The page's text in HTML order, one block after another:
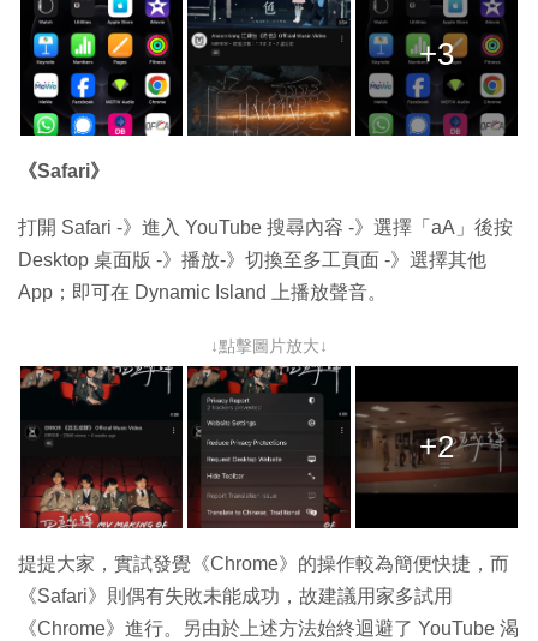
+3
《Safari》
打開 Safari -》進入 YouTube 搜尋內容 -》選擇「aA」後按
Desktop 桌面版 -》播放-》切換至多工頁面 -》選擇其他
App；即可在 Dynamic Island 上播放聲音。
↓點擊圖片放大↓
+2
提提大家，實試發覺《Chrome》的操作較為簡便快捷，而
《Safari》則偶有失敗未能成功，故建議用家多試用
《Chrome》進行。另由於上述方法始終迴避了 YouTube 渴